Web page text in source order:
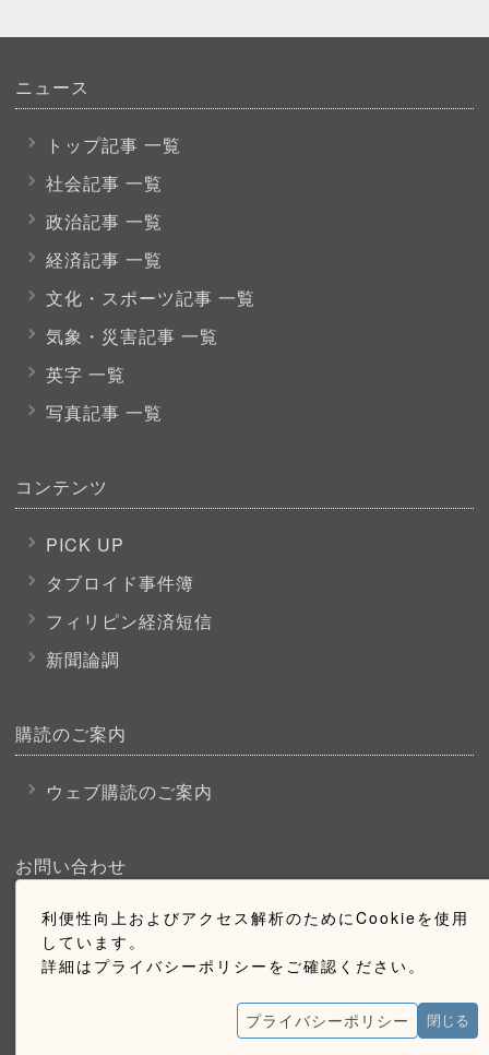
利便性向上およびアクセス解析のためにCookieを使用
しています。
詳細はプライバシーポリシーをご確認ください。
プライバシーポリシー 閉じる
ニュース
トップ記事 一覧
社会記事 一覧
政治記事 一覧
経済記事 一覧
文化・スポーツ記事 一覧
気象・災害記事 一覧
英字 一覧
写真記事 一覧
コンテンツ
PICK UP
タブロイド事件簿
フィリピン経済短信
新聞論調
購読のご案内
ウェブ購読のご案内
お問い合わせ
採用情報
お問い合わせ